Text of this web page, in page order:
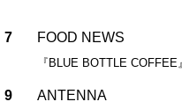
7 FOOD NEWS
『BLUE BOTTLE
9 ANTENNA